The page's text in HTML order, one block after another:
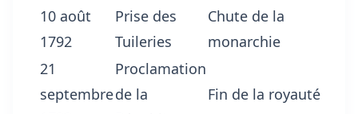
10 août
1792
Prise des
Tuileries
Chute de la
monarchie
21
septembre
Proclamation
de la
Fin de la royauté